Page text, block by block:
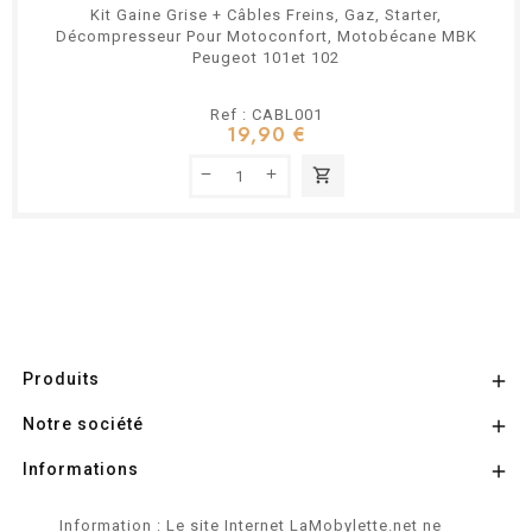
Kit Gaine Grise + Câbles Freins, Gaz, Starter,
Décompresseur Pour Motoconfort, Motobécane MBK
Peugeot 101et 102
Ref : CABL001
19,90 €
shopping_cart
Produits 
Notre société 
Informations 
Information : Le site Internet LaMobylette.net ne